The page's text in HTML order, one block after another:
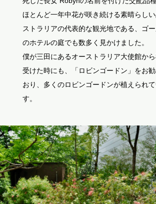
ほとんど一年中花が咲き続ける素晴らし
ストラリアの代表的な観光地である、ゴ
のホテルの庭でも数多く見かけました。
僕が三田にあるオーストラリア大使館か
受けた時にも、「ロビンゴードン」をお
おり、多くのロビンゴードンが植えられ
す。